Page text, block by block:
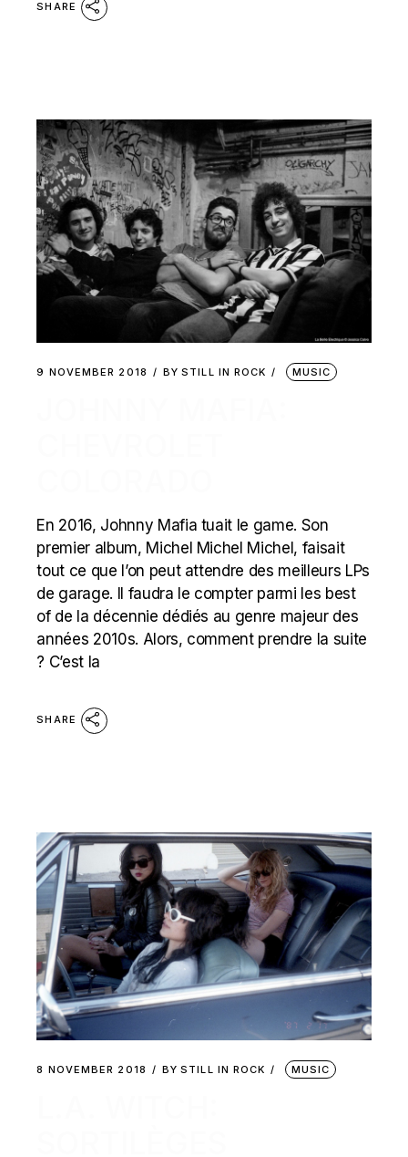
SHARE
9 NOVEMBER 2018 BY STILL IN ROCK MUSIC
En 2016, Johnny Mafia tuait le game. Son
premier album, Michel Michel Michel, faisait
tout ce que l’on peut attendre des meilleurs LPs
de garage. Il faudra le compter parmi les best
of de la décennie dédiés au genre majeur des
années 2010s. Alors, comment prendre la suite
? C’est la
SHARE
8 NOVEMBER 2018 BY STILL IN ROCK MUSIC